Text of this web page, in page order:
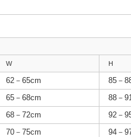
W H
62－65cm 85－
65－68cm 88－
68－72cm 92－
70－75cm 94－